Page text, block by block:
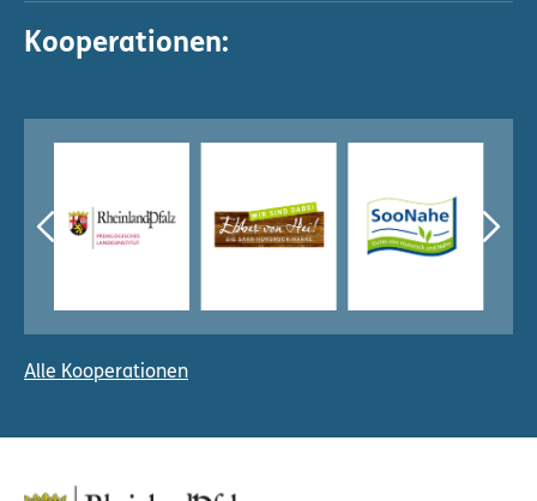
Kooperationen:
Alle Kooperationen